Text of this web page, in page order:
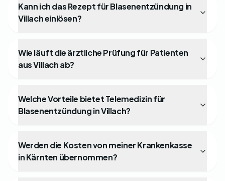
Kann ich das Rezept für Blasenentzündung in
Villach einlösen?
Wie läuft die ärztliche Prüfung für Patienten
aus Villach ab?
Welche Vorteile bietet Telemedizin für
Blasenentzündung in Villach?
Werden die Kosten von meiner Krankenkasse
in Kärnten übernommen?